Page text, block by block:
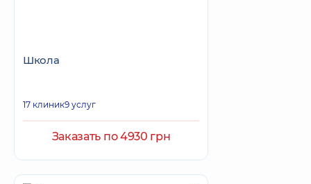
Школа
17 клиник9 услуг
Заказать по 4930 грн